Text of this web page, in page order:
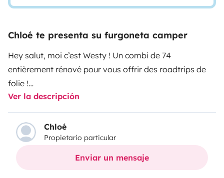
Chloé te presenta su furgoneta camper
Hey salut, moi c’est Westy ! Un combi de 74
entièrement rénové pour vous offrir des roadtrips de
folie !
Je suis complètement équipé pour que vous ne
manquiez de rien ! Avec moi, vous pouvez partir
jusqu\'à 4 personnes. Pour des nuits confortables, je
propose un canapé-lit équipé et une tente de toit avec
Ver la descripción
Chloé
Propietario particular
Enviar un mensaje